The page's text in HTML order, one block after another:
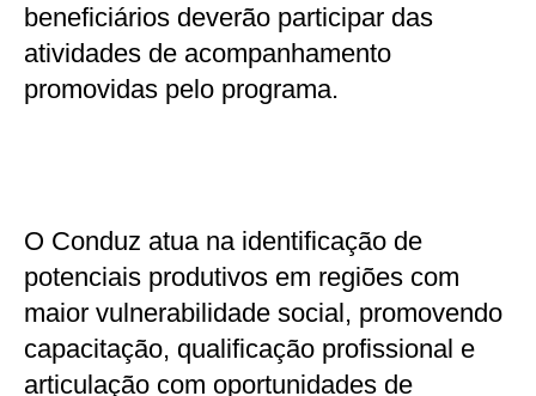
beneficiários deverão participar das
atividades de acompanhamento
promovidas pelo programa.
O Conduz atua na identificação de
potenciais produtivos em regiões com
maior vulnerabilidade social, promovendo
capacitação, qualificação profissional e
articulação com oportunidades de